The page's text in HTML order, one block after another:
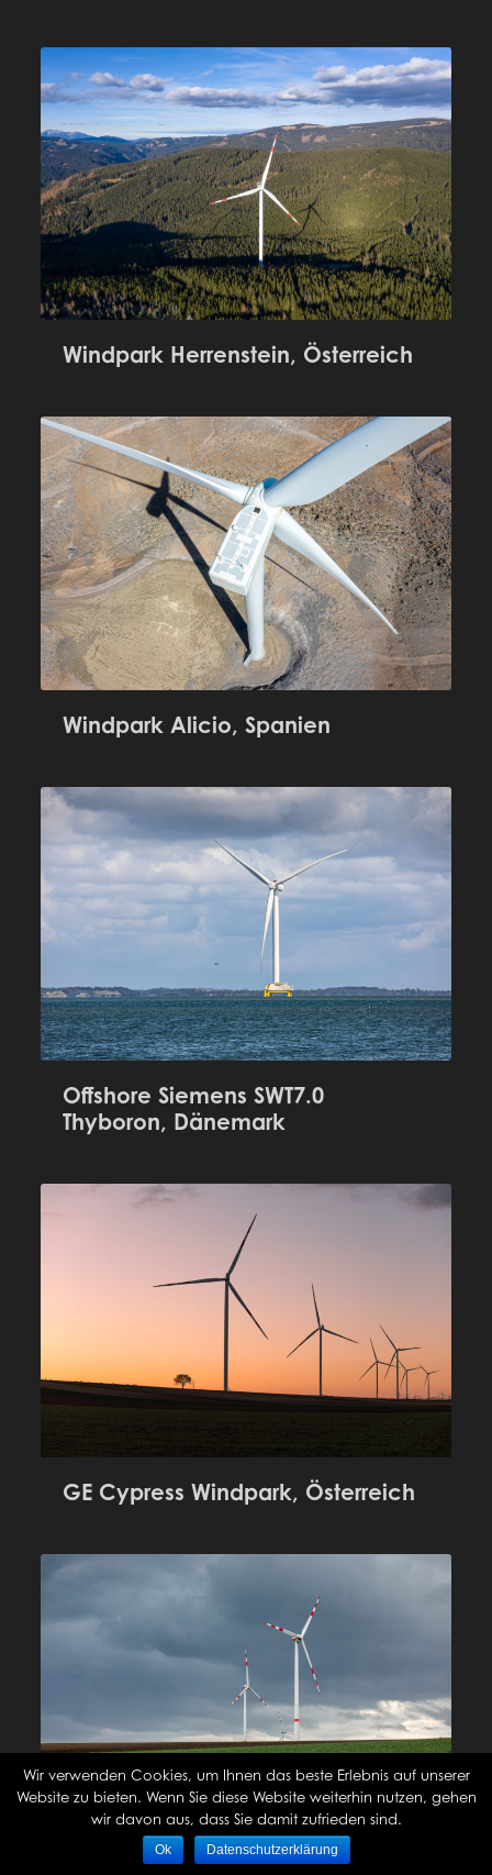
Windpark Herrenstein, Österreich
Windpark Alicio, Spanien
Offshore Siemens SWT7.0
Thyboron, Dänemark
GE Cypress Windpark, Österreich
Enercon E138, Österreich
Wir verwenden Cookies, um Ihnen das beste Erlebnis auf unserer
Website zu bieten. Wenn Sie diese Website weiterhin nutzen, gehen
wir davon aus, dass Sie damit zufrieden sind.
Ok Datenschutzerklärung